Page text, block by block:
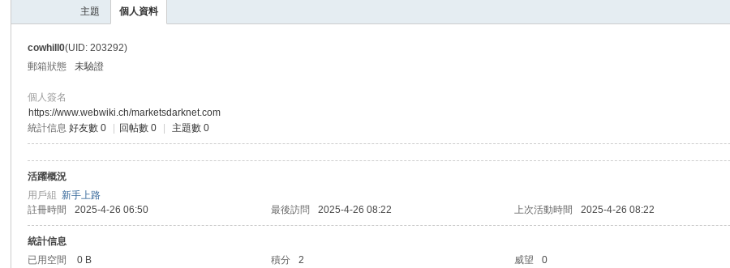
主題 個人資料
cowhill0(UID: 203292)
郵箱狀態
未驗證
個人簽名
https://www.webwiki.ch/marketsdarknet.com
統計信息 好友數 0 回帖數 0 主題數 0
活躍概況
用戶組新手上路
註冊時間
2025-4-26 06:50 最後訪問 2025-4-26 08:22 上次活動時間 2025-4-26 08:22
統計信息
已用空間
0 B 積分 2 威望 0